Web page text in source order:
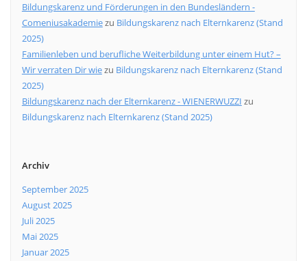
Bildungskarenz und Förderungen in den Bundesländern -
Comeniusakademiezu Bildungskarenz nach Elternkarenz (Stand
2025)
Familienleben und berufliche Weiterbildung unter einem Hut? –
Wir verraten Dir wiezu Bildungskarenz nach Elternkarenz (Stand
2025)
Bildungskarenz nach der Elternkarenz - WIENERWUZZI zu
Bildungskarenz nach Elternkarenz (Stand 2025)
Archiv
September 2025
August 2025
Juli 2025
Mai 2025
Januar 2025